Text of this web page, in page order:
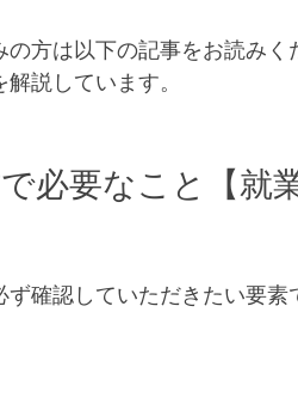
方は以下の記事をお読みく
説しています。
必要なこと【就
確認していただきたい要素